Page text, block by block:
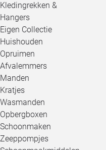
Kledingrekken &
Hangers
Eigen Collectie
Huishouden
Opruimen
Afvalemmers
Manden
Kratjes
Wasmanden
Opbergboxen
Schoonmaken
Zeeppompjes